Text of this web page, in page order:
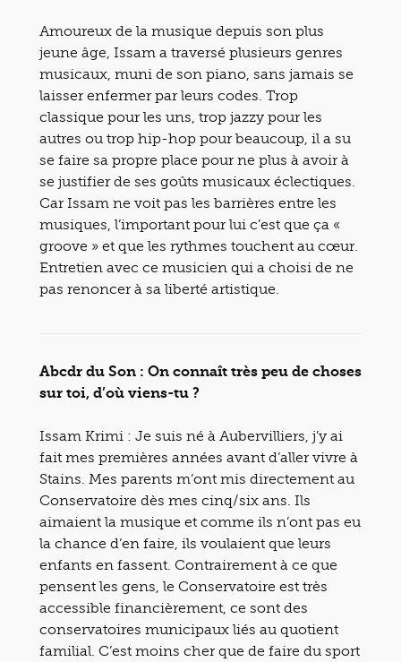
Amoureux de la musique depuis son plus
jeune âge, Issam a traversé plusieurs genres
musicaux, muni de son piano, sans jamais se
laisser enfermer par leurs codes. Trop
classique pour les uns, trop jazzy pour les
autres ou trop hip-hop pour beaucoup, il a su
se faire sa propre place pour ne plus à avoir à
se justifier de ses goûts musicaux éclectiques.
Car Issam ne voit pas les barrières entre les
musiques, l’important pour lui c’est que ça «
groove » et que les rythmes touchent au cœur.
Entretien avec ce musicien qui a choisi de ne
pas renoncer à sa liberté artistique.
Abcdr du Son : On connaît très peu de choses
sur toi, d’où viens-tu ?
Issam Krimi : Je suis né à Aubervilliers, j’y ai
fait mes premières années avant d’aller vivre à
Stains. Mes parents m’ont mis directement au
Conservatoire dès mes cinq/six ans. Ils
aimaient la musique et comme ils n’ont pas eu
la chance d’en faire, ils voulaient que leurs
enfants en fassent. Contrairement à ce que
pensent les gens, le Conservatoire est très
accessible financièrement, ce sont des
conservatoires municipaux liés au quotient
familial. C’est moins cher que de faire du sport